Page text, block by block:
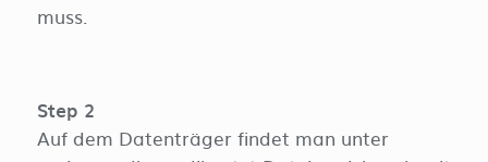
muss.
Step 2
Auf dem Datenträger findet man unter